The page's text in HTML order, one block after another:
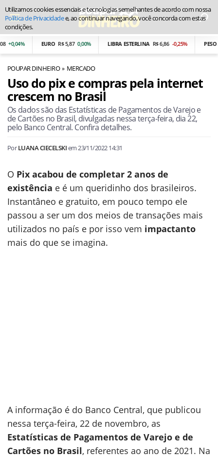
EURO R$ 5,87 0,00% LIBRA ESTERLINA R$ 6,86 -0,25% PESO
POUPAR DINHEIRO MERCADO
Uso do pix e compras pela internet
crescem no Brasil
Os dados são das Estatísticas de Pagamentos de Varejo e
de Cartões no Brasil, divulgadas nessa terça-feira, dia 22,
pelo Banco Central. Confira detalhes.
PorLUANA CIECELSKIem23/11/2022 14:31
O Pix acabou de completar 2 anos de
existência e é um queridinho dos brasileiros.
Instantâneo e gratuito, em pouco tempo ele
passou a ser um dos meios de transações mais
utilizados no país e por isso vem impactanto
mais do que se imagina.
A informação é do Banco Central, que publicou
nessa terça-feira, 22 de novembro, as
Estatísticas de Pagamentos de Varejo e de
Cartões no Brasil, referentes ao ano de 2021. Na
Utilizamos cookies essenciais e tecnologias semelhantes de acordo com nossa
Política de Privacidadee, ao continuar navegando, você concorda com estas
condições.